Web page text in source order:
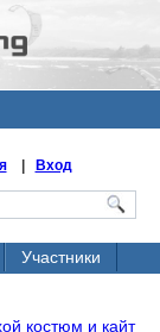
| Вход
Участники
костюм и кайт